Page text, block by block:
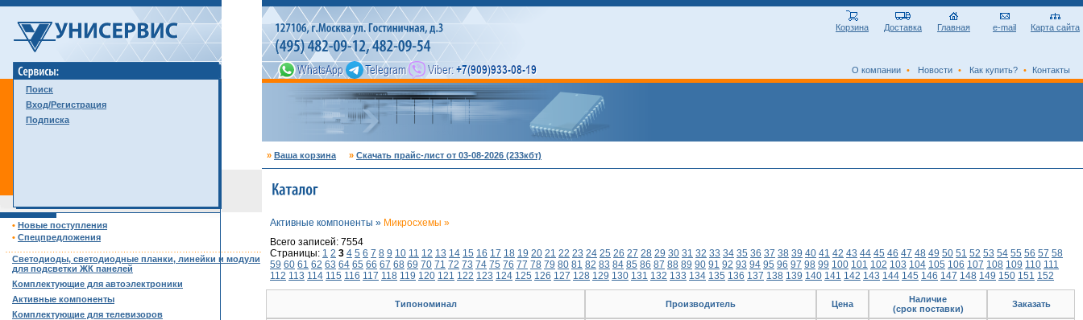
Поиск
Вход/Регистрация
Подписка
Корзина Доставка Главная e-mail Карта сайта
О компании • Новости • Как купить? • Контакты
» Ваша корзина » Скачать прайс-лист от 03-08-2026 (233кбт)
• Новые поступления
• Спецпредложения
Светодиоды, светодиодные планки, линейки и модули
для подсветки ЖК панелей
Комплектующие для автоэлектроники
Активные компоненты
Комплектующие для телевизоров
Активные компоненты » Микросхемы »
Всего записей: 7554
Страницы: 1 2 3 4 5 6 7 8 9 10 11 12 13 14 15 16 17 18 19 20 21 22 23 24 25 26 27 28 29 30 31 32 33 34 35 36 37 38 39 40 41 42 43 44 45 46 47 48 49 50 51 52 53 54 55 56 57 58
59 60 61 62 63 64 65 66 67 68 69 70 71 72 73 74 75 76 77 78 79 80 81 82 83 84 85 86 87 88 89 90 91 92 93 94 95 96 97 98 99 100 101 102 103 104 105 106 107 108 109 110 111
112 113 114 115 116 117 118 119 120 121 122 123 124 125 126 127 128 129 130 131 132 133 134 135 136 137 138 139 140 141 142 143 144 145 146 147 148 149 150 151 152
Типономинал Производитель Цена
Наличие
(срок поставки)
Заказать